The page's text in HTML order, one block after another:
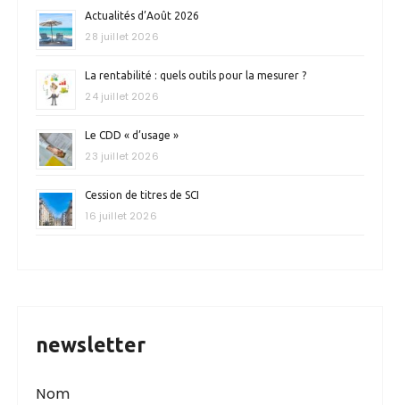
Actualités d’Août 2026
28 juillet 2026
La rentabilité : quels outils pour la mesurer ?
24 juillet 2026
Le CDD « d’usage »
23 juillet 2026
Cession de titres de SCI
16 juillet 2026
newsletter
Nom